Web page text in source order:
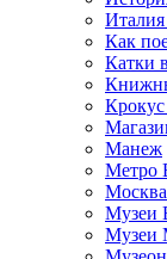
Как
Катки
Манеж
Москва
Музеи